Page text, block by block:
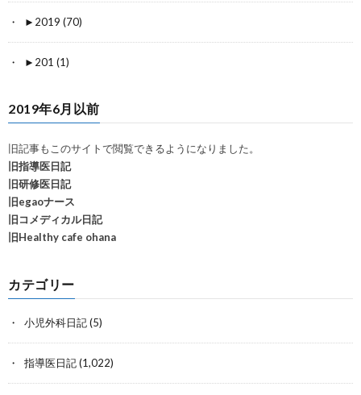
► 2019 (70)
► 201 (1)
2019年6月以前
旧記事もこのサイトで閲覧できるようになりました。
旧指導医日記
旧研修医日記
旧egaoナース
旧コメディカル日記
旧Healthy cafe ohana
カテゴリー
小児外科日記(5)
指導医日記(1,022)